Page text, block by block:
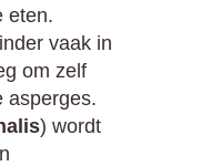
eten.
vaak in
om zelf
asperges.
) wordt